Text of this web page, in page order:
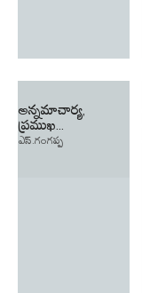
అన్నమాచార్య,
ప్రముఖ...
ఎస్.గంగప్ప